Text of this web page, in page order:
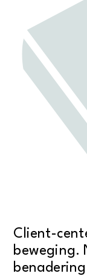
Client-
beweging.
benadering